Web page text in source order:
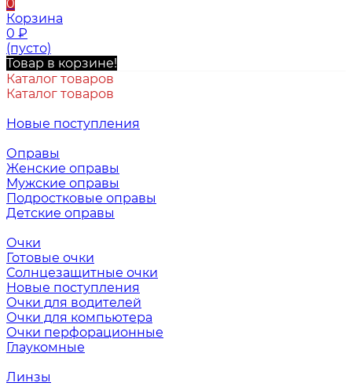
0
Корзина
0 ₽
(пусто)
Товар в корзине!
Каталог товаров
Каталог товаров
Новые поступления
Оправы
Женские оправы
Мужские оправы
Подростковые оправы
Детские оправы
Очки
Готовые очки
Солнцезащитные очки
Новые поступления
Очки для водителей
Очки для компьютера
Очки перфорационные
Глаукомные
Линзы